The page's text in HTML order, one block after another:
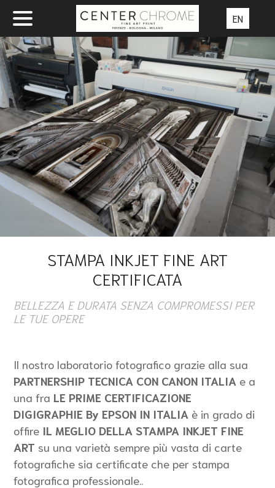
STAMPA INKJET FINE ART
CERTIFICATA
BELLEZZA E DURATA SENZA COMPROMESSI PER
LE TUE OPERE
Il nostro laboratorio fotografico grazie alla sua
PARTNERSHIP TECNICA CON CANON ITALIA e a
una fraLE PRIME CERTIFICAZIONE
DIGIGRAPHIE By EPSON IN ITALIA è in grado di
offire IL MEGLIO DELLA STAMPA INKJET FINE
ART su una varietà sempre più vasta di carte
fotografiche sia certificate che per stampa
fotografica professionale..
EN